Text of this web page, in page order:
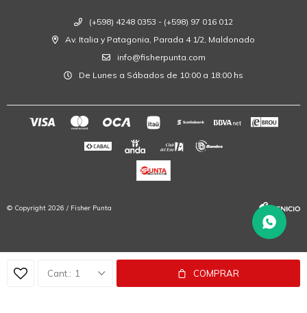
1 COMPRAR
(+598) 4248 0353 - (+598) 97 016 012
Av. Italia y Patagonia, Parada 4 1/2, Maldonado
info@fisherpunta.com
De Lunes a Sábados de 10:00 a 18:00 hs
© Copyright 2026 / Fisher Punta